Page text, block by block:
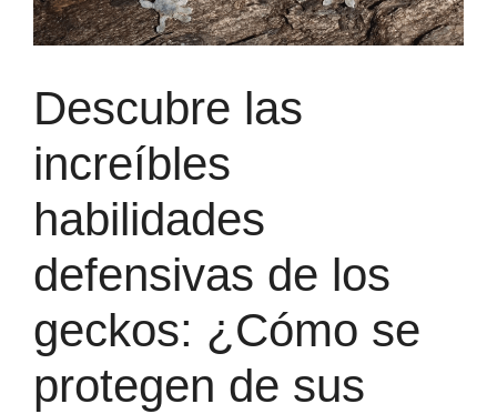
Descubre las
increíbles
habilidades
defensivas de los
geckos: ¿Cómo se
protegen de sus